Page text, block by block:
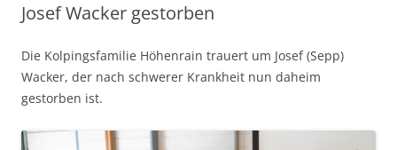
Josef Wacker gestorben
Die Kolpingsfamilie Höhenrain trauert um Josef (Sepp)
Wacker, der nach schwerer Krankheit nun daheim
gestorben ist.